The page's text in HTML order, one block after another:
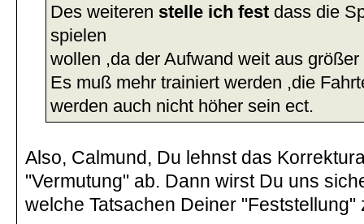
Des weiteren stelle ich fest dass die
spielen
wollen ,da der Aufwand weit aus
Es muß mehr trainiert werden ,die
werden auch nicht höher sein ect.
Also, Calmund, Du lehnst das
"Vermutung" ab. Dann wirst Du uns
welche Tatsachen Deiner "Feststellung"